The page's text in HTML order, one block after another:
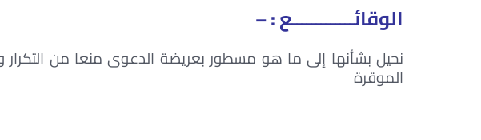
الوقائـــــــــــــع : –
نحيل بشأنها إلى ما هو مسطور بعريضة الدعوى منعا من
الموقرة